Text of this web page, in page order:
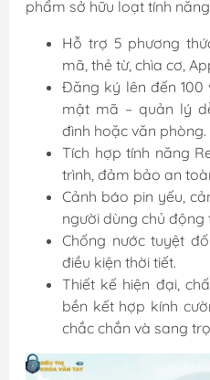
phẩm sở hữu loạt tính
Hỗ trợ 5 phương
mã, thẻ từ, chìa cơ,
Đăng ký lên đến 100
mật mã – quản lý
đình hoặc văn phòng.
Tích hợp tính năng
trình, đảm bảo an
Cảnh báo pin yếu,
người dùng chủ động
Chống nước tuyệt
điều kiện thời tiết.
Thiết kế hiện đại,
bền kết hợp kính
chắc chắn và sang